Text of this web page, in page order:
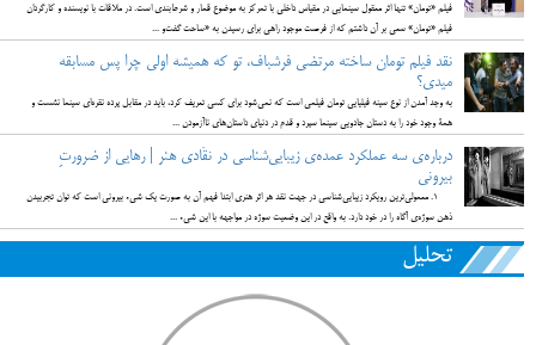
فیلم «تومان» تنها اثر معقول سینمایی در مقیاس داخلی با تمرکز به موضوع قمار و شرط‌بندی است. در ملاقات با نویسنده و کارگردان
فیلم «تومان» سعی بر آن داشتم که از فرصت موجود راهی برای رسیدن به «ساحت گفت‌و ...
نقد فیلم تومان ساخته مرتضی فرشباف، تو که همیشه اولی چرا پس مسابقه
میدی؟
به وجد آمدن از نوع سینه فیلیایی تومان فیلمی است که نمی‌شود برای کسی تعریف کرد، باید در مقابل پرده‌ نقره‌ای سینما نشست و
همۀ وجود خود را به دستان جادویی سینما سپرد و قدم در دنیای داستان‌های ناآزمودن ...
درباره‌ی سه عملکرد عمده‌‌ی زیبایی‌شناسی در نقّادی هنر | رهایی از ضرورتِ
بیرونی
1. معمولی‌ترین رویکرد زیبایی‌شناسی در جهت نقد هر اثر هنری ابتدا فهم آن به صورت یک شیء بیرونی است که توان تجربیدن
ذهن سوژه‌ی آگاه را در خود دارد. به واقع در این وضعیت سوژه در مواجهه با این شیء ...
تحلیل